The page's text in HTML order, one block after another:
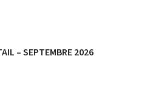
– SEPTEMBRE 2026